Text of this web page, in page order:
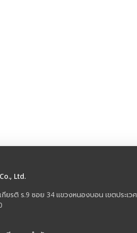
Ltd.
กียรติ ร.9 ซอย 34 แขวงหนองบอน เขตประเวศ